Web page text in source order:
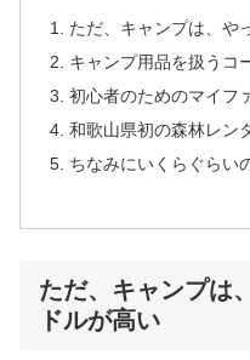
ただ、キャンプは、や
キャンプ用品を扱うコ
初心者のためのマイフ
和歌山県初の森林レン
ちなみにいくらぐらい
ただ、キャンプは
ドルが高い